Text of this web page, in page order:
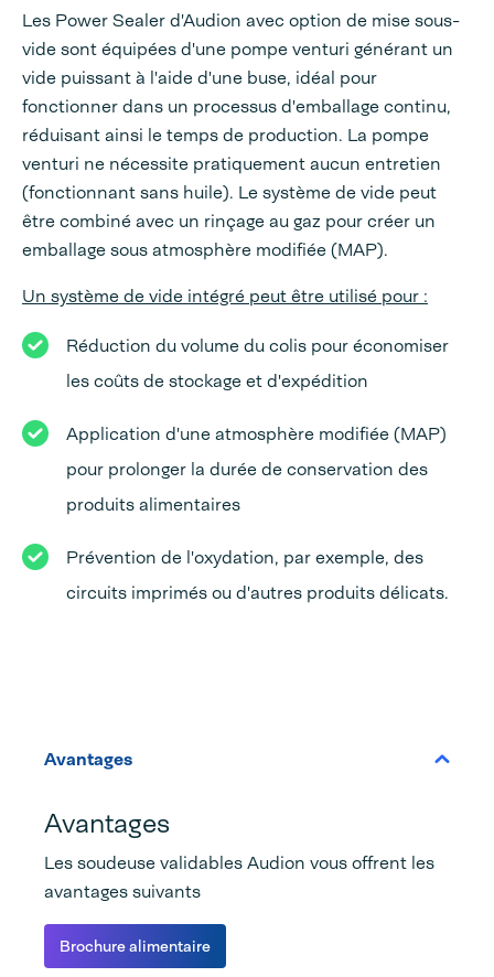
Les Power Sealer d'Audion avec option de mise sous-
vide sont équipées d'une pompe venturi générant un
vide puissant à l'aide d'une buse, idéal pour
fonctionner dans un processus d'emballage continu,
réduisant ainsi le temps de production. La pompe
venturi ne nécessite pratiquement aucun entretien
(fonctionnant sans huile). Le système de vide peut
être combiné avec un rinçage au gaz pour créer un
emballage sous atmosphère modifiée (MAP).
Un système de vide intégré peut être utilisé pour :
Réduction du volume du colis pour économiser
les coûts de stockage et d'expédition
Application d'une atmosphère modifiée (MAP)
pour prolonger la durée de conservation des
produits alimentaires
Prévention de l'oxydation, par exemple, des
circuits imprimés ou d'autres produits délicats.
Avantages
Avantages
Les soudeuse validables Audion vous offrent les
avantages suivants
Brochure alimentaire